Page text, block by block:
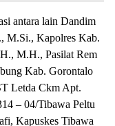
antara lain Dandim
M.Si., Kapolres Kab.
M.H., Pasilat Rem
Kab. Gorontalo
Letda Ckm Apt.
– 04/Tibawa Peltu
Kapuskes Tibawa